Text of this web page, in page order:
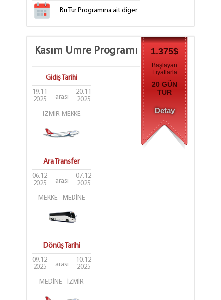
Bu Tur Programına ait diğer
Kasım Umre Programı
Gidiş Tarihi
19.11
2025
arası
20.11
2025
İZMİR-MEKKE
Ara Transfer
06.12
2025
arası
07.12
2025
MEKKE - MEDİNE
Dönüş Tarihi
09.12
2025
arası
10.12
2025
MEDİNE - İZMİR
1.375$
Başlayan
Fiyatlarla
20 GÜN
TUR
Detay